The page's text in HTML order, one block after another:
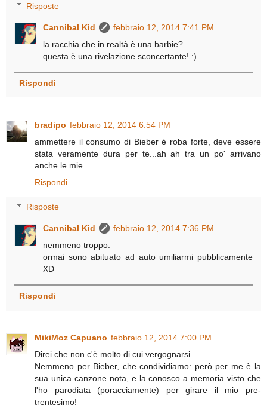
Risposte
Cannibal Kid
febbraio 12, 2014 7:41 PM
la racchia che in realtà è una barbie?
questa è una rivelazione sconcertante! :)
Rispondi
bradipo febbraio 12, 2014 6:54 PM
ammettere il consumo di Bieber è roba forte, deve essere
stata veramente dura per te...ah ah tra un po' arrivano
anche le mie....
Rispondi
Risposte
Cannibal Kid
febbraio 12, 2014 7:36 PM
nemmeno troppo.
ormai sono abituato ad auto umiliarmi pubblicamente
XD
Rispondi
MikiMoz Capuano febbraio 12, 2014 7:00 PM
Direi che non c'è molto di cui vergognarsi.
Nemmeno per Bieber, che condividiamo: però per me è la
sua unica canzone nota, e la conosco a memoria visto che
l'ho parodiata (poracciamente) per girare il mio pre-
trentesimo!